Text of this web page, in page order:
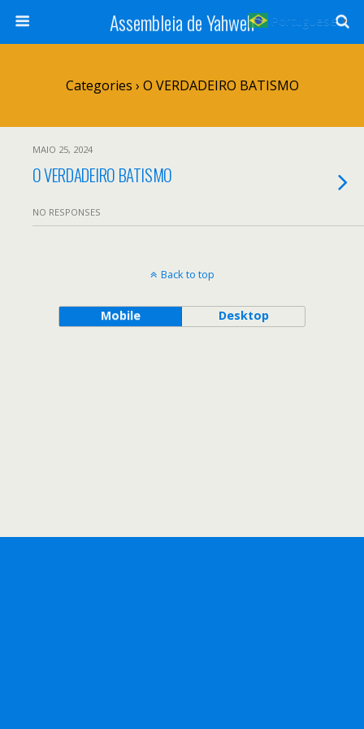
Assembleia de Yahweh
Categories › O VERDADEIRO BATISMO
MAIO 25, 2024
O VERDADEIRO BATISMO
NO RESPONSES
Back to top
Mobile Desktop
Portuguese ▼